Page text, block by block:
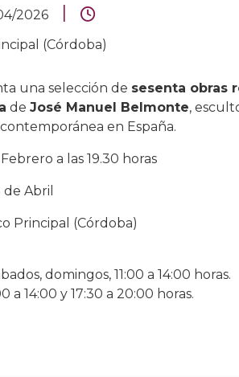
2026 |
(Córdoba)
una selección de sesenta obras
de José Manuel Belmonte,
en España.
Febrero a las 19.30 horas
de Abril
Principal (Córdoba)
domingos, 11:00 a 14:00 horas.
a 14:00 y 17:30 a 20:00 horas.